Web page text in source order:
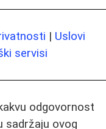
| Uslovi
servisi
odgovornost
sadržaju ovog